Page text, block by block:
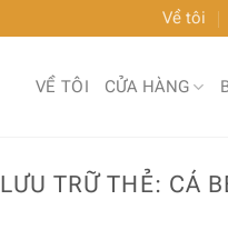
Về tôi
VỀ TÔI CỬA HÀNG
LƯU TRỮ THẺ: CÁ